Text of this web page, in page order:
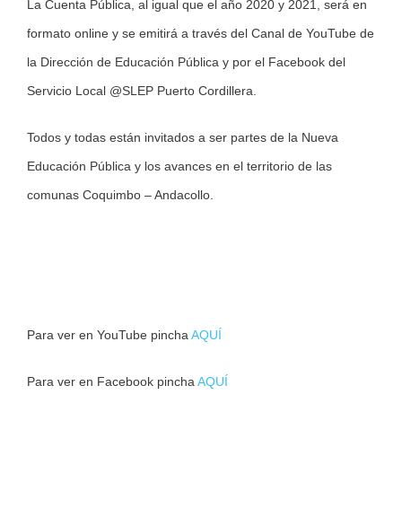
La Cuenta Pública, al igual que el año 2020 y 2021, será en
formato online y se emitirá a través del Canal de YouTube de
la Dirección de Educación Pública y por el Facebook del
Servicio Local @SLEP Puerto Cordillera.
Todos y todas están invitados a ser partes de la Nueva
Educación Pública y los avances en el territorio de las
comunas Coquimbo – Andacollo.
Para ver en YouTube pincha AQUÍ
Para ver en Facebook pincha AQUÍ